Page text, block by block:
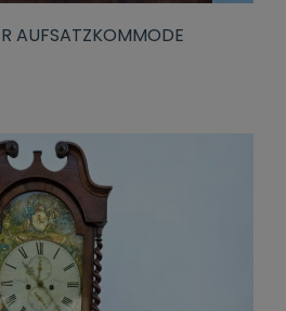
AUFSATZKOMMODE